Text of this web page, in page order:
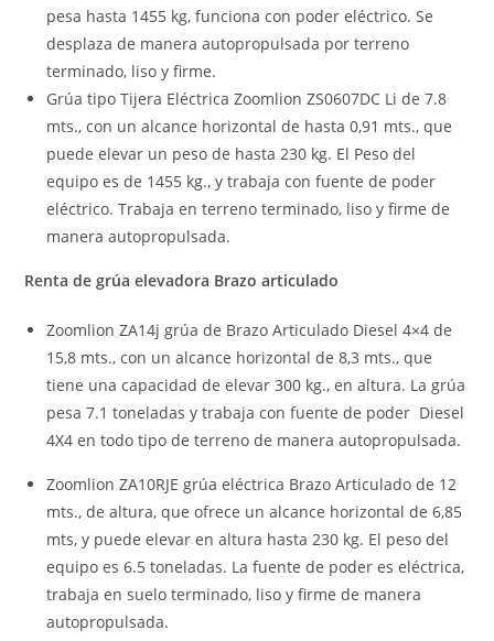
pesa hasta 1455 kg, funciona con poder eléctrico. Se
desplaza de manera autopropulsada por terreno
terminado, liso y firme.
Grúa tipo Tijera Eléctrica Zoomlion ZS0607DC Li de 7.8
mts., con un alcance horizontal de hasta 0,91 mts., que
puede elevar un peso de hasta 230 kg. El Peso del
equipo es de 1455 kg., y trabaja con fuente de poder
eléctrico. Trabaja en terreno terminado, liso y firme de
manera autopropulsada.
Renta de grúa elevadora Brazo articulado
Zoomlion ZA14j grúa de Brazo Articulado Diesel 4×4 de
15,8 mts., con un alcance horizontal de 8,3 mts., que
tiene una capacidad de elevar 300 kg., en altura. La grúa
pesa 7.1 toneladas y trabaja con fuente de poder Diesel
4X4 en todo tipo de terreno de manera autopropulsada.
Zoomlion ZA10RJE grúa eléctrica Brazo Articulado de 12
mts., de altura, que ofrece un alcance horizontal de 6,85
mts, y puede elevar en altura hasta 230 kg. El peso del
equipo es 6.5 toneladas. La fuente de poder es eléctrica,
trabaja en suelo terminado, liso y firme de manera
autopropulsada.